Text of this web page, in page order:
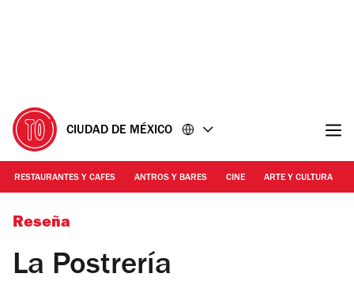
CIUDAD DE MÉXICO
RESTAURANTES Y CAFES ANTROS Y BARES CINE ARTE Y CULTURA
Foto: Cortesía Postrería
Reseña
La Postrería